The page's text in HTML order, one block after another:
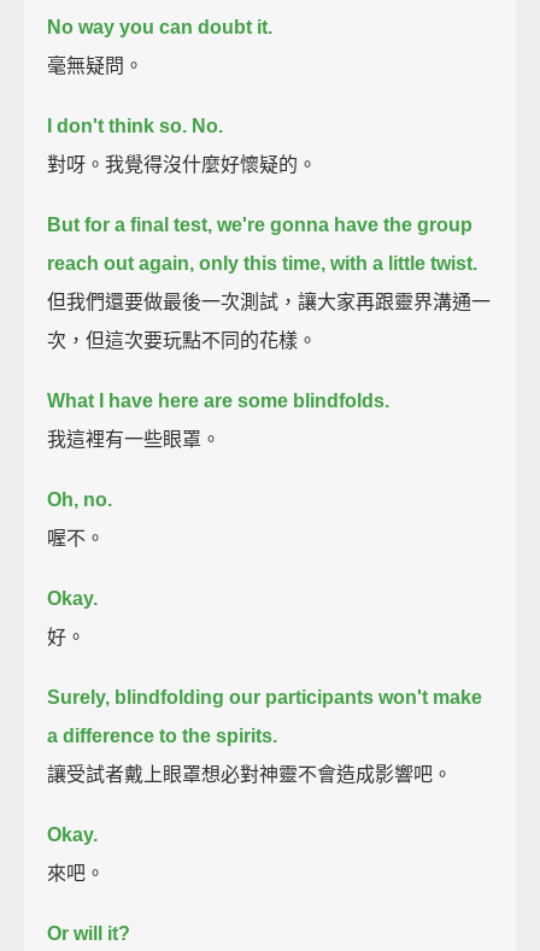
No way you can doubt it.
毫無疑問。
I don't think so. No.
對呀。我覺得沒什麼好懷疑的。
But for a final test, we're gonna have the group
reach out again, only this time, with a little twist.
但我們還要做最後一次測試，讓大家再跟靈界溝通一
次，但這次要玩點不同的花樣。
What I have here are some blindfolds.
我這裡有一些眼罩。
Oh, no.
喔不。
Okay.
好。
Surely, blindfolding our participants won't make
a difference to the spirits.
讓受試者戴上眼罩想必對神靈不會造成影響吧。
Okay.
來吧。
Or will it?